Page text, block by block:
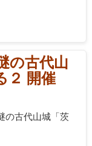
の古代山
２ 開催
の古代山城「茨